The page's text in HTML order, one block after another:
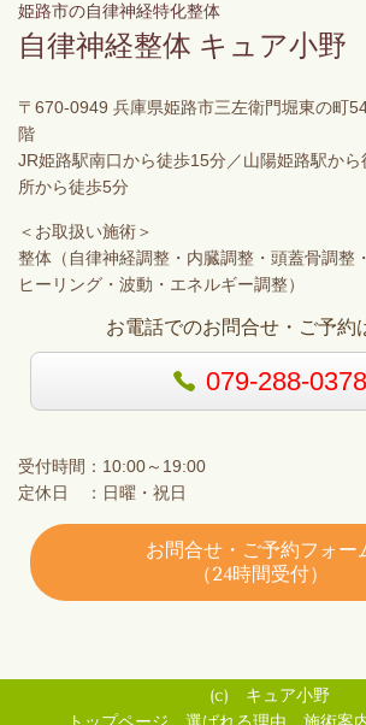
姫路市の自律神経特化整体
自律神経整体 キュア小野
〒670-0949 兵庫県姫路市三左衛門堀東の町
階
JR姫路駅南口から徒歩15分／山陽姫路駅か
所から徒歩5分
＜お取扱い施術＞
整体（自律神経調整・内臓調整・頭蓋骨調整
ヒーリング・波動・エネルギー調整）
お電話でのお問合せ・ご予約
079-288-0378
受付時間：10:00～19:00
定休日 ：日曜・祝日
お問合せ・ご予約フォー
（24時間受付）
(c) キュア小野